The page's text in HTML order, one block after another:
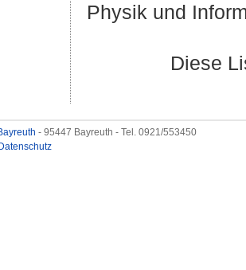
Physik und
Diese
- 95447 Bayreuth - Tel. 0921/553450
Datenschutz